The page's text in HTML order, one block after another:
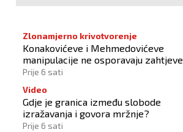
Zlonamjerno krivotvorenje
Konakovićeve i Mehmedovićeve
manipulacije ne osporavaju zahtjeve
Hrvata
Prije 6 sati
Video
Gdje je granica između slobode
izražavanja i govora mržnje?
Prije 6 sati